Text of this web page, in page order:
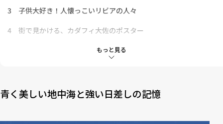
もっと見る
3
子供大好き！人懐っこいリビアの人々
4
街で見かける、カダフィ大佐のポスター
世界遺産の「レプティス・マグナ」
7
書ききれない思い出たち
青く美しい地中海と強い日差しの記憶